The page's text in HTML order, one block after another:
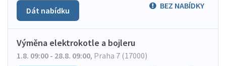
BEZ NABÍDKY
Dát nabídku
Výměna elektrokotle a bojleru
1.8. 09:00 - 28.8. 09:00, Praha 7 (17000)